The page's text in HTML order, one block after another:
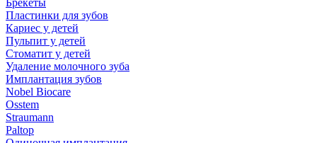
Брекеты
Пластинки для зубов
Кариес у детей
Пульпит у детей
Стоматит у детей
Удаление молочного зуба
Имплантация зубов
Nobel Biocare
Osstem
Straumann
Paltop